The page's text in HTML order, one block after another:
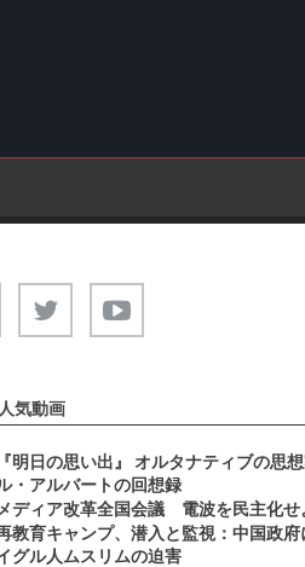
気動画
『明日の思い出』 オルタナティブの思
・アルバートの回想録
メディア改革全国会議 電波を民主化せ
教育キャンプ、潜入と監視：中国政府
グル人ムスリムの迫害